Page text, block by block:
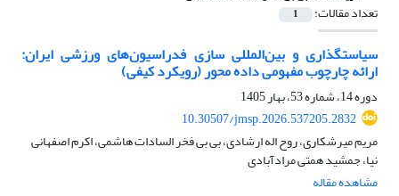
تعداد مقالات: 1
سیاستگذاری و بین‌المللی سازی فدراسیون‌های ورزشی ایران:
ارائه چارچوب مفهومی داده محور (رویکرد کیفی)
دوره 14، شماره 53، بهار 1405
10.30507/jmsp.2026.537205.2832
مریم میرشکاری، روح اله ارشادی، بی بی فخر السادات هاشمی، اکرم اصفهانی
نیا، جمشید همتی مرادآبادی
مشاهده مقاله